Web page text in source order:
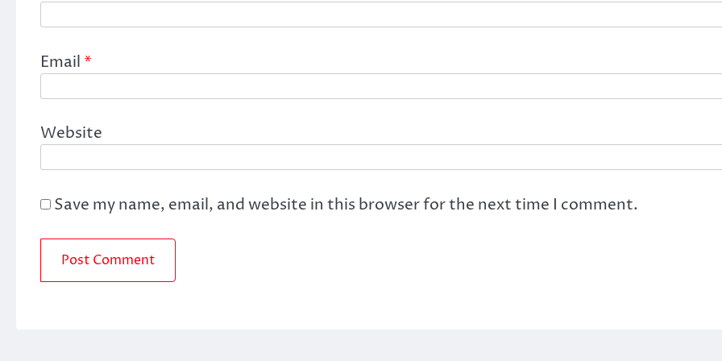
Email *
Website
Save my name, email, and website in this browser for the next time I comment.